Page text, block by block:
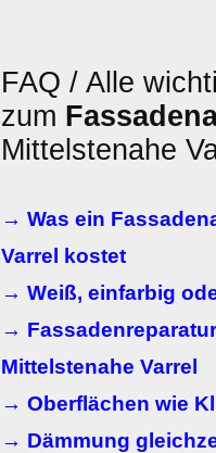
FAQ / Alle
zum
Mittelstenahe
→ Was ein
Varrel kostet
→ Weiß, einfarbig
→
Mittelstenahe Varrel
→ Oberflächen wie
→ Dämmung